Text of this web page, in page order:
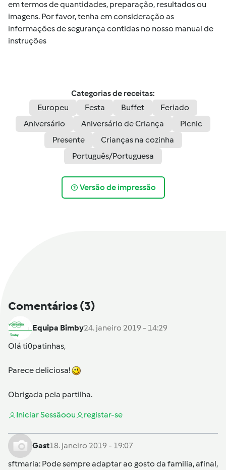
em termos de quantidades, preparação, resultados ou
imagens. Por favor, tenha em consideração as
informações de segurança contidas no nosso manual de
instruções
Categorias de receitas:
Europeu
Festa Buffet
Feriado
Aniversário
Aniversário de Criança
Picnic
Presente
Crianças na cozinha
Português/Portuguesa
Versão de impressão
Comentários(3)
Equipa Bimby24. janeiro 2019 - 14:29
Olá ti0patinhas,
Parece deliciosa!
Obrigada pela partilha.
Iniciar Sessãoou registar-se
Gast18. janeiro 2019 - 19:07
sftmaria: Pode sempre adaptar ao gosto da familia, afinal,